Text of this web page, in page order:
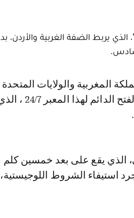
يربط الضفة الغربية والأردن،
من التوصل إلى
الذي يقع على بعد خمسين
استيفاء الشروط